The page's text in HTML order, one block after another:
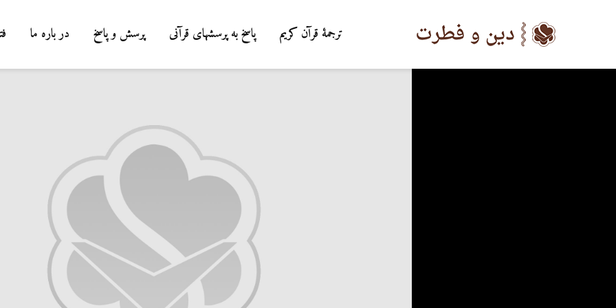
ترجمۀ قرآن کریم پاسخ به پرسشهای قرآنی پرسش و پاسخ در باره ما